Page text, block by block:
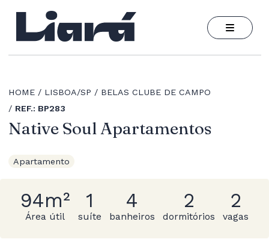
HOME LISBOA/SP
BELAS CLUBE DE CAMPO
REF.: BP283
Native Soul Apartamentos
Apartamento
94m²
Área útil
1
suíte
4
banheiros
2
dormitórios
2
vagas